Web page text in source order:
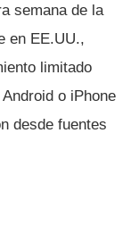
semana de la
en EE.UU.,
limitado
o iPhone
desde fuentes